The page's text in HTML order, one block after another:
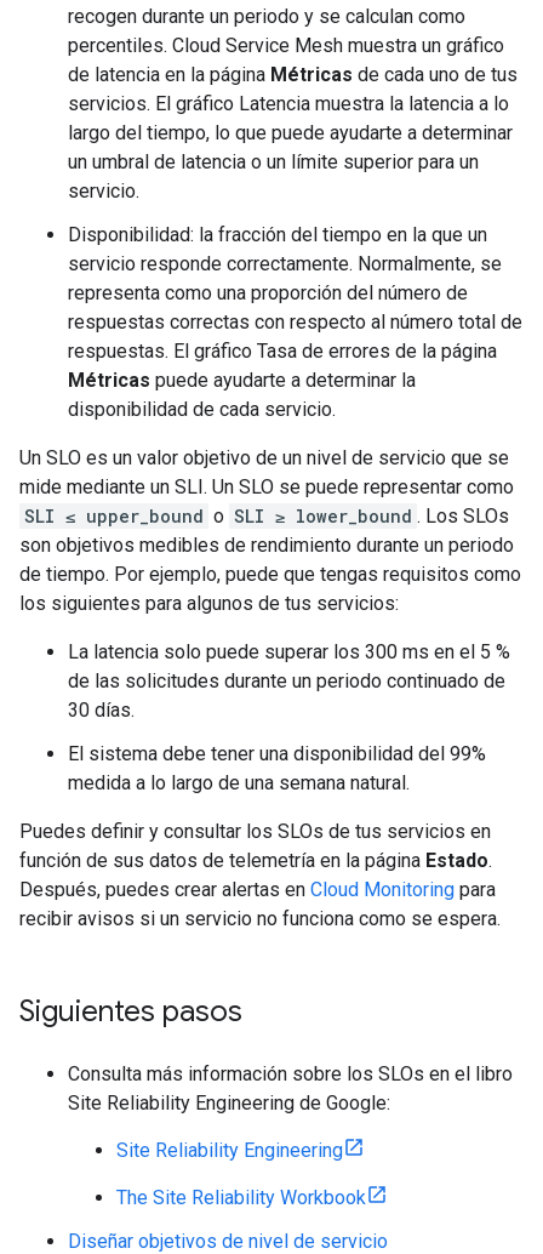
recogen durante un periodo y se calculan como
percentiles. Cloud Service Mesh muestra un gráfico
de latencia en la página Métricas de cada uno de tus
servicios. El gráfico Latencia muestra la latencia a lo
largo del tiempo, lo que puede ayudarte a determinar
un umbral de latencia o un límite superior para un
servicio.
Disponibilidad: la fracción del tiempo en la que un
servicio responde correctamente. Normalmente, se
representa como una proporción del número de
respuestas correctas con respecto al número total de
respuestas. El gráfico Tasa de errores de la página
Métricas puede ayudarte a determinar la
disponibilidad de cada servicio.
Un SLO es un valor objetivo de un nivel de servicio que se
mide mediante un SLI. Un SLO se puede representar como
SLI ≤ upper_bound o SLI ≥ lower_bound . Los SLOs
son objetivos medibles de rendimiento durante un periodo
de tiempo. Por ejemplo, puede que tengas requisitos como
los siguientes para algunos de tus servicios:
La latencia solo puede superar los 300 ms en el 5 %
de las solicitudes durante un periodo continuado de
30 días.
El sistema debe tener una disponibilidad del 99%
medida a lo largo de una semana natural.
Puedes definir y consultar los SLOs de tus servicios en
función de sus datos de telemetría en la página Estado.
Después, puedes crear alertas en Cloud Monitoring para
recibir avisos si un servicio no funciona como se espera.
Siguientes pasos
Consulta más información sobre los SLOs en el libro
Site Reliability Engineering de Google:
Site Reliability Engineering
The Site Reliability Workbook
Diseñar objetivos de nivel de servicio